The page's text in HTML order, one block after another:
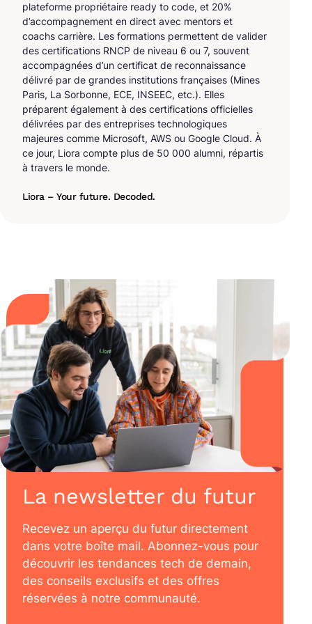
plateforme propriétaire ready to code, et 20%
d’accompagnement en direct avec mentors et
coachs carrière. Les formations permettent de valider
des certifications RNCP de niveau 6 ou 7, souvent
accompagnées d’un certificat de reconnaissance
délivré par de grandes institutions françaises (Mines
Paris, La Sorbonne, ECE, INSEEC, etc.). Elles
préparent également à des certifications officielles
délivrées par des entreprises technologiques
majeures comme Microsoft, AWS ou Google Cloud. À
ce jour, Liora compte plus de 50 000 alumni, répartis
à travers le monde.
Liora – Your future. Decoded.
La newsletter du futur
Recevez un aperçu du futur directement
dans votre boîte mail. Abonnez-vous pour
découvrir les tendances tech de demain,
des conseils exclusifs et des offres
réservées à notre communauté.